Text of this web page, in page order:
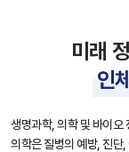
미래
인
생명과학, 의학 및 바이오
의학은 질병의 예방, 진단